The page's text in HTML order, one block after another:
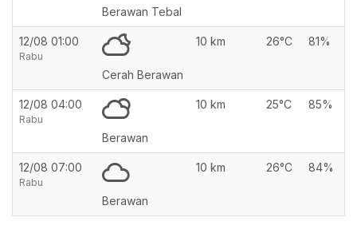
Berawan Tebal
12/08 01:00
Rabu
Cerah Berawan
10 km 26°C 81%
12/08 04:00
Rabu
Berawan
10 km 25°C 85%
12/08 07:00
Rabu
Berawan
10 km 26°C 84%